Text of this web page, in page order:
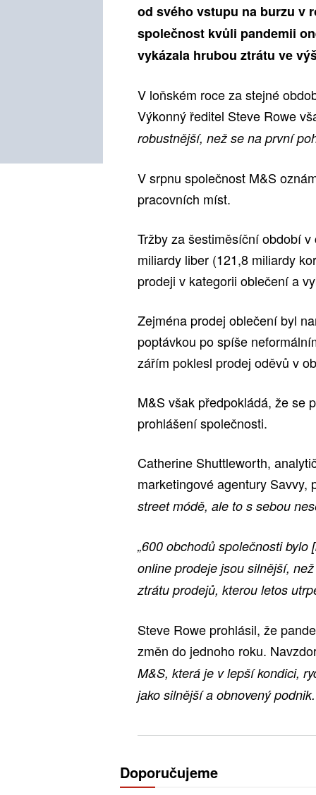
od svého vstupu na burzu v
společnost kvůli pandemii
vykázala hrubou ztrátu ve
V loňském roce za stejné
Výkonný ředitel Steve Rowe
robustnější, než se na první
V srpnu společnost M&S
pracovních míst.
Tržby za šestiměsíční období
miliardy liber (121,8 miliardy
prodeji v kategorii oblečení a
Zejména prodej oblečení byl
poptávkou po spíše
zářím poklesl prodej oděvů v
M&S však předpokládá, že se
prohlášení společnosti.
Catherine Shuttleworth,
marketingové agentury Savvy,
street módě, ale to s sebou
„600 obchodů společnosti
online prodeje jsou silnější,
ztrátu prodejů, kterou letos
Steve Rowe prohlásil, že
změn do jednoho roku.
M&S, která je v lepší kondici,
jako silnější a obnovený
Doporučujeme